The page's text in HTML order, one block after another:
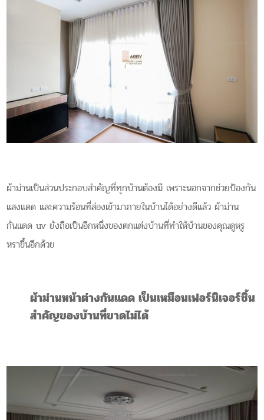
ผ้าม่านเป็นส่วนประกอบสำคัญที่ทุกบ้านต้องมี เพราะนอกจากช่วยป้องกัน
แสงแดด และความร้อนที่ส่องเข้ามาภายในบ้านได้อย่างดีแล้ว ผ้าม่าน
กันแดด uv ยังถือเป็นอีกหนึ่งของตกแต่งบ้านที่ทำให้บ้านของคุณดูหรู
หราขึ้นอีกด้วย
ผ้าม่านหน้าต่างกันแดด เป็นเหมือนเฟอร์นิเจอร์ชิ้น
สำคัญของบ้านที่ขาดไม่ได้